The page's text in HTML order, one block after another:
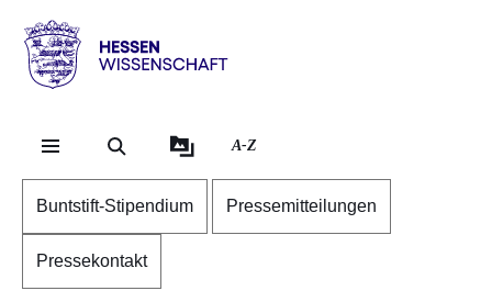
Hessen
Wissenschaft
A-Z
Buntstift-Stipendium Pressemitteilungen
Pressekontakt